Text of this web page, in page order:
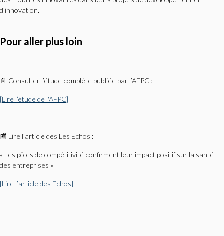
d’innovation.
Pour aller plus loin
📄 Consulter l’étude complète publiée par l’AFPC :
[Lire l’étude de l'AFPC]
📰 Lire l’article des Les Echos :
« Les pôles de compétitivité confirment leur impact positif sur la santé
des entreprises »
[Lire l’article des Echos]